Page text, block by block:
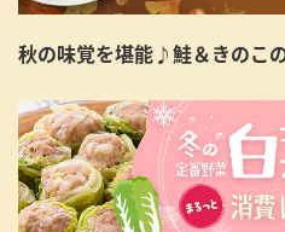
秋の味覚を堪能♪鮭＆きのこ